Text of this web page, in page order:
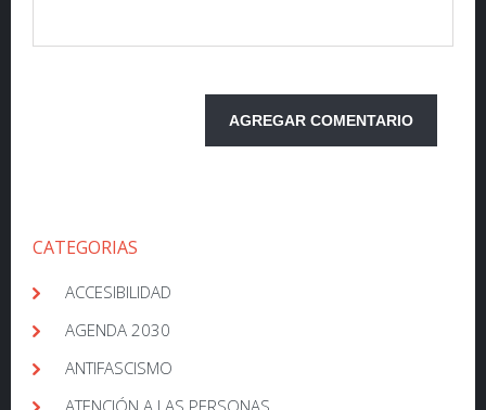
CATEGORIAS
ACCESIBILIDAD
AGENDA 2030
ANTIFASCISMO
ATENCIÓN A LAS PERSONAS